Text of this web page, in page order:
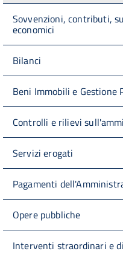
Sovvenzioni, contributi,
economici
Bilanci
Beni Immobili e Gestione
Controlli e rilievi
Servizi erogati
Pagamenti
Opere pubbliche
Interventi straordinari e